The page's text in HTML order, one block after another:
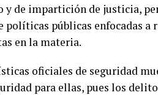
de impartición de justicia,
públicas enfocadas a
en la materia.
oficiales de seguridad
para ellas, pues los